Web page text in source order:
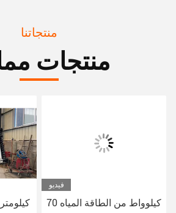
منتجاتنا
منتجات
فيديو
70 كيلوواط من الطاقة المياه